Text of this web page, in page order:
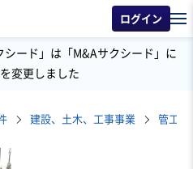
ログイン
ード」は「M&Aサクシード」に
変更しました
建設、土木、工事事業 管工事